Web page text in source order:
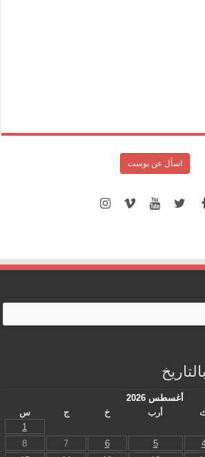
اسأل عن بوست
أغسطس 2026
أرب خ ج
س
1
5
6
7
8